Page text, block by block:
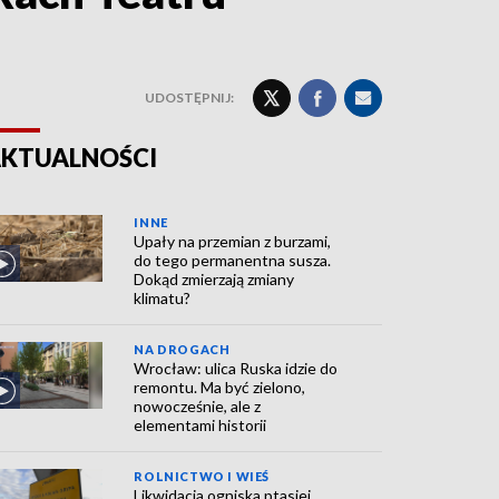
UDOSTĘPNIJ:
INNE
Upały na przemian z burzami,
do tego permanentna susza.
Dokąd zmierzają zmiany
klimatu?
NA DROGACH
Wrocław: ulica Ruska idzie do
remontu. Ma być zielono,
nowocześnie, ale z
elementami historii
ROLNICTWO I WIEŚ
Likwidacja ogniska ptasiej